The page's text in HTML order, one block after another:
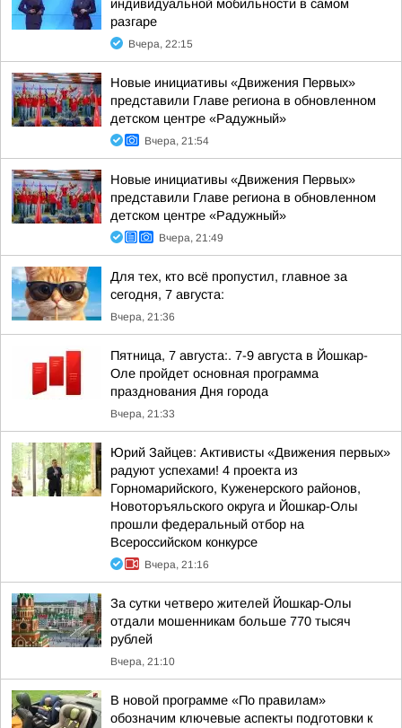
индивидуальной мобильности в самом
разгаре
Вчера, 22:15
Новые инициативы «Движения Первых»
представили Главе региона в обновленном
детском центре «Радужный»
Вчера, 21:54
Новые инициативы «Движения Первых»
представили Главе региона в обновленном
детском центре «Радужный»
Вчера, 21:49
Для тех, кто всё пропустил, главное за
сегодня, 7 августа:
Вчера, 21:36
Пятница, 7 августа:. 7-9 августа в Йошкар-
Оле пройдет основная программа
празднования Дня города
Вчера, 21:33
Юрий Зайцев: Активисты «Движения первых»
радуют успехами! 4 проекта из
Горномарийского, Куженерского районов,
Новоторъяльского округа и Йошкар-Олы
прошли федеральный отбор на
Всероссийском конкурсе
Вчера, 21:16
За сутки четверо жителей Йошкар-Олы
отдали мошенникам больше 770 тысяч
рублей
Вчера, 21:10
В новой программе «По правилам»
обозначим ключевые аспекты подготовки к